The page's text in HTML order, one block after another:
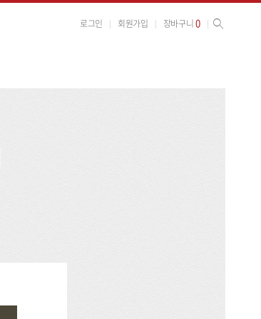
로그인 회원가입 장바구니0 사이트 검색